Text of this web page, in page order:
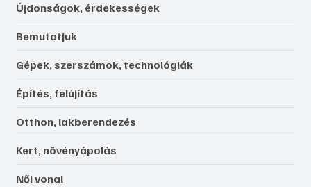
Újdonságok, érdekességek
Bemutatjuk
Gépek, szerszámok, technológiák
Építés, felújítás
Otthon, lakberendezés
Kert, növényápolás
Női vonal